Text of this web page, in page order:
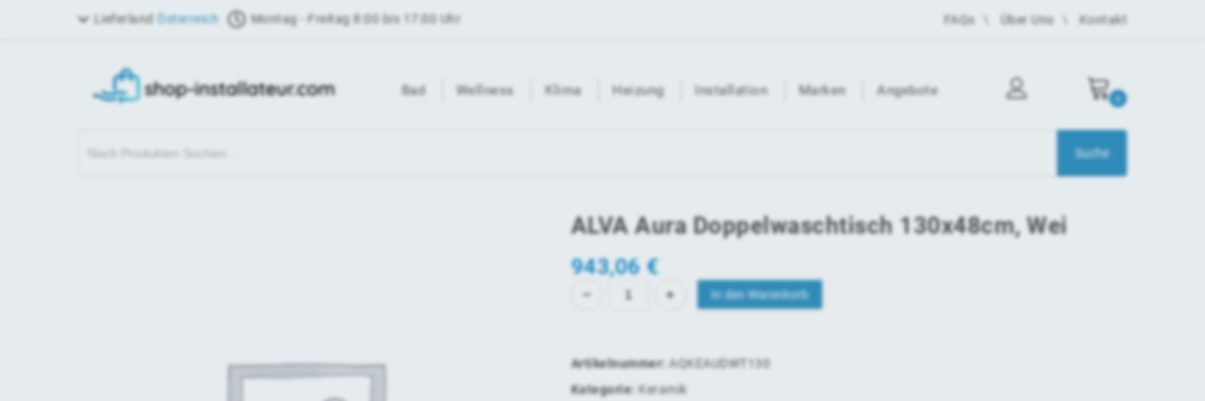
Lieferland Österreich Montag - Freitag 8:00 bis 17:00 Uhr FAQs Über Uns Kontakt
Bad Wellness Klima Heizung Installation Marken Angebote
ALVA Aura Doppelwaschtisch 130x48cm, Wei
943,06€
In den Warenkorb
Artikelnummer: AQKEAUDWT130
Kategorie: Keramik